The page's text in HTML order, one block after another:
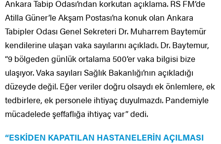
Ankara Tabip Odası’ndan korkutan açıklama. RS FM’de
Atilla Güner’le Akşam Postası’na konuk olan Ankara
Tabipler Odası Genel Sekreteri Dr. Muharrem Baytemür
kendilerine ulaşan vaka sayılarını açıkladı. Dr. Baytemur,
“9 bölgeden günlük ortalama 500’er vaka bilgisi bize
ulaşıyor. Vaka sayıları Sağlık Bakanlığı’nın açıkladığı
düzeyde değil. Eğer veriler doğru olsaydı ek önlemlere, ek
tedbirlere, ek personele ihtiyaç duyulmazdı. Pandemiyle
mücadelede şeffaflığa ihtiyaç var” dedi.
“ESKİDEN KAPATILAN HASTANELERİN AÇILMASI